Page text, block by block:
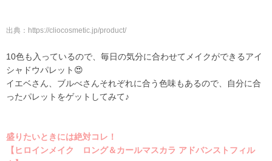
出典： https://cliocosmetic.jp/product/
10色も入っているので、毎日の気分に合わせてメイクができるアイ
シャドウパレット😍
イエベさん、ブルべさんそれぞれに合う色味もあるので、自分に合
ったパレットをゲットしてみて♪
盛りたいときには絶対コレ！
【ヒロインメイク ロング＆カールマスカラ アドバンストフィル